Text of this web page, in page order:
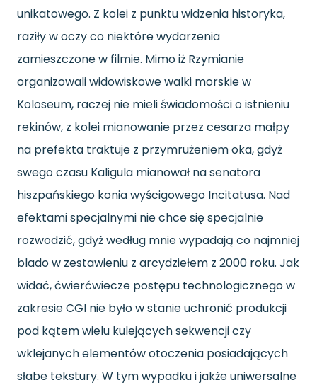
unikatowego. Z kolei z punktu widzenia historyka,
raziły w oczy co niektóre wydarzenia
zamieszczone w filmie. Mimo iż Rzymianie
organizowali widowiskowe walki morskie w
Koloseum, raczej nie mieli świadomości o istnieniu
rekinów, z kolei mianowanie przez cesarza małpy
na prefekta traktuje z przymrużeniem oka, gdyż
swego czasu Kaligula mianował na senatora
hiszpańskiego konia wyścigowego Incitatusa. Nad
efektami specjalnymi nie chce się specjalnie
rozwodzić, gdyż według mnie wypadają co najmniej
blado w zestawieniu z arcydziełem z 2000 roku. Jak
widać, ćwierćwiecze postępu technologicznego w
zakresie CGI nie było w stanie uchronić produkcji
pod kątem wielu kulejących sekwencji czy
wklejanych elementów otoczenia posiadających
słabe tekstury. W tym wypadku i jakże uniwersalne